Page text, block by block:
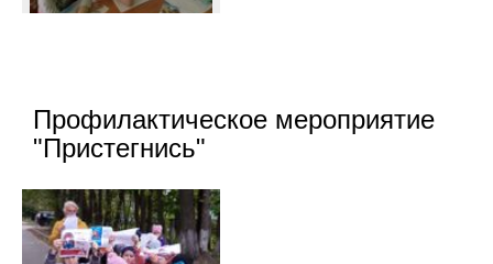
Профилактическое мероприятие
"Пристегнись"